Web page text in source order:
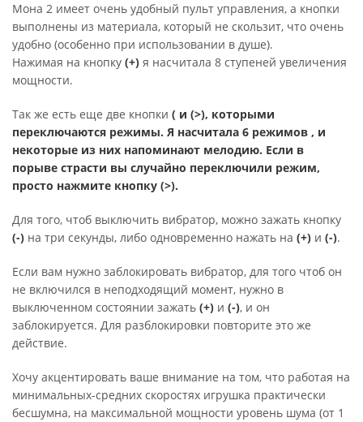
Мона 2 имеет очень удобный пульт управления, а кнопки
выполнены из материала, который не скользит, что очень
удобно (особенно при использовании в душе).
Нажимая на кнопку (+) я насчитала 8 ступеней увеличения
мощности.
Так же есть еще две кнопки ( и (>), которыми
переключаются режимы. Я насчитала 6 режимов , и
некоторые из них напоминают мелодию. Если в
порыве страсти вы случайно переключили режим,
просто нажмите кнопку (>).
Для того, чтоб выключить вибратор, можно зажать кнопку
(-) на три секунды, либо одновременно нажать на (+) и (-).
Если вам нужно заблокировать вибратор, для того чтоб он
не включился в неподходящий момент, нужно в
выключенном состоянии зажать (+) и (-), и он
заблокируется. Для разблокировки повторите это же
действие.
Хочу акцентировать ваше внимание на том, что работая на
минимальных-средних скоростях игрушка практически
бесшумна, на максимальной мощности уровень шума (от 1